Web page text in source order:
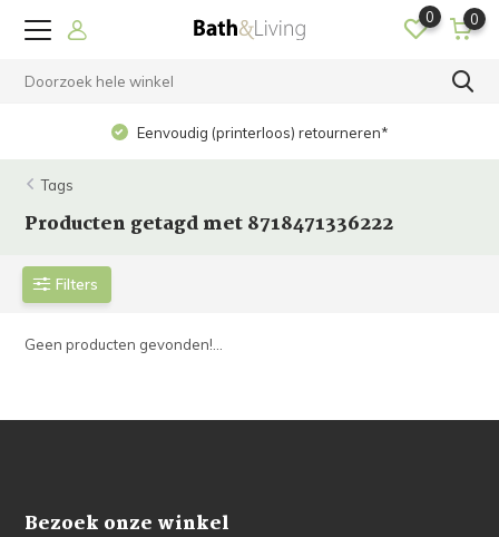
0 0
Eenvoudig (printerloos) retourneren*
Tags
Producten getagd met 8718471336222
Filters
Geen producten gevonden!...
Bezoek onze winkel